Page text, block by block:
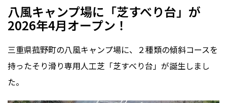
八風キャンプ場に「芝すべり台」が
2026年4月オープン！
三重県菰野町の八風キャンプ場に、２種類の傾斜コースを
持ったそり滑り専用人工芝「芝すべり台」が誕生しまし
た。